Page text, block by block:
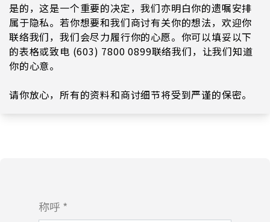
是的，这是一个重要的决定，我们亦明白你的遗嘱安排
属于隐私。若你想要和我们商讨有关你的想法，欢迎你
联络我们，我们会尽力履行你的心愿。你可以填妥以下
的表格或致电 (603) 7800 0899联络我们，让我们知道
你的心意。
请你放心，所有的资料和商讨细节将受到严谨的保密。
称呼 *